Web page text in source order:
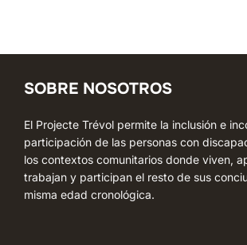
SOBRE NOSOTROS
El Projecte Trévol permite la inclusión e
participación de las personas con
los contextos comunitarios donde viven,
trabajan y participan el resto de sus
misma edad cronológica.